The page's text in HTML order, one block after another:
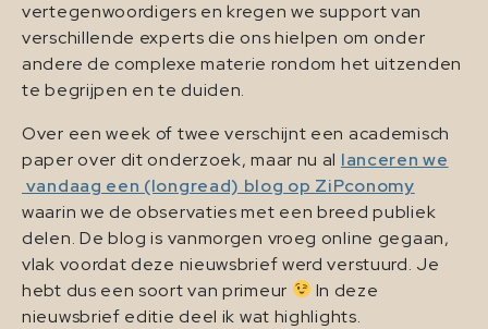
vertegenwoordigers en kregen we support van
verschillende experts die ons hielpen om onder
andere de complexe materie rondom het uitzenden
te begrijpen en te duiden.
Over een week of twee verschijnt een academisch
paper over dit onderzoek, maar nu al lanceren we
vandaag een (longread) blog op ZiPconomy
waarin we de observaties met een breed publiek
delen. De blog is vanmorgen vroeg online gegaan,
vlak voordat deze nieuwsbrief werd verstuurd. Je
hebt dus een soort van primeur
In deze
nieuwsbrief editie deel ik wat highlights.